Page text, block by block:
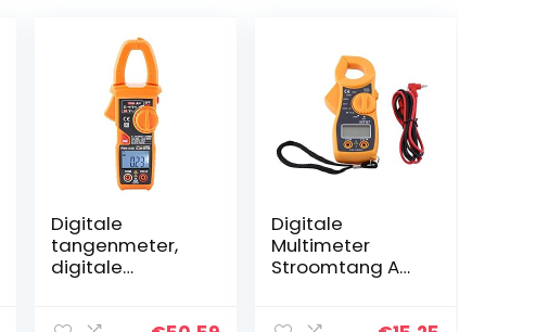
Digitale
tangenmeter,
digitale
Digitale
Multimeter
Stroomtang AC